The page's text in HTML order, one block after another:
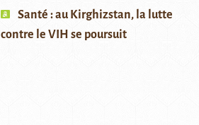
Santé : au Kirghizstan, la lutte
contre le VIH se poursuit